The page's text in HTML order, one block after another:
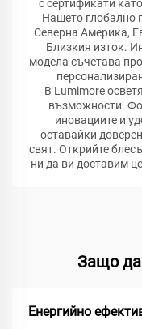
с сертификати
Нашето глобално
Северна Америка,
Близкия изток.
модела съчетава
В Lumimore
възможности.
иновациите и
оставайки
свят. Открийте
ни да ви доставим
Защо
Енергийно